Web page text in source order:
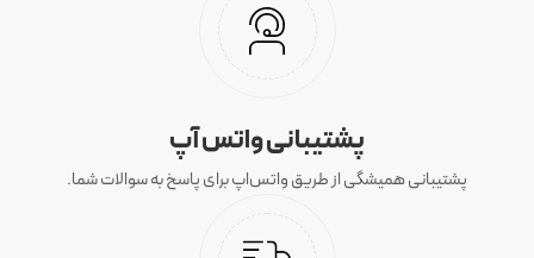
پشتیبانی واتس آپ
پشتیبانی همیشگی از طریق واتس‌اپ برای پاسخ به سوالات شما.